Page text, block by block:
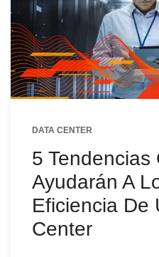
DATA CENTER
5 Tendencias
Ayudarán A
Eficiencia De
Center